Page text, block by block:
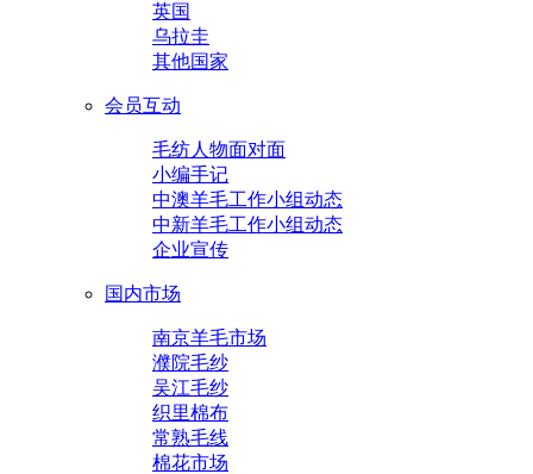
英国
乌拉圭
其他国家
会员互动
毛纺人物面对面
小编手记
中澳羊毛工作小组动态
中新羊毛工作小组动态
企业宣传
国内市场
南京羊毛市场
濮院毛纱
吴江毛纱
织里棉布
常熟毛线
棉花市场